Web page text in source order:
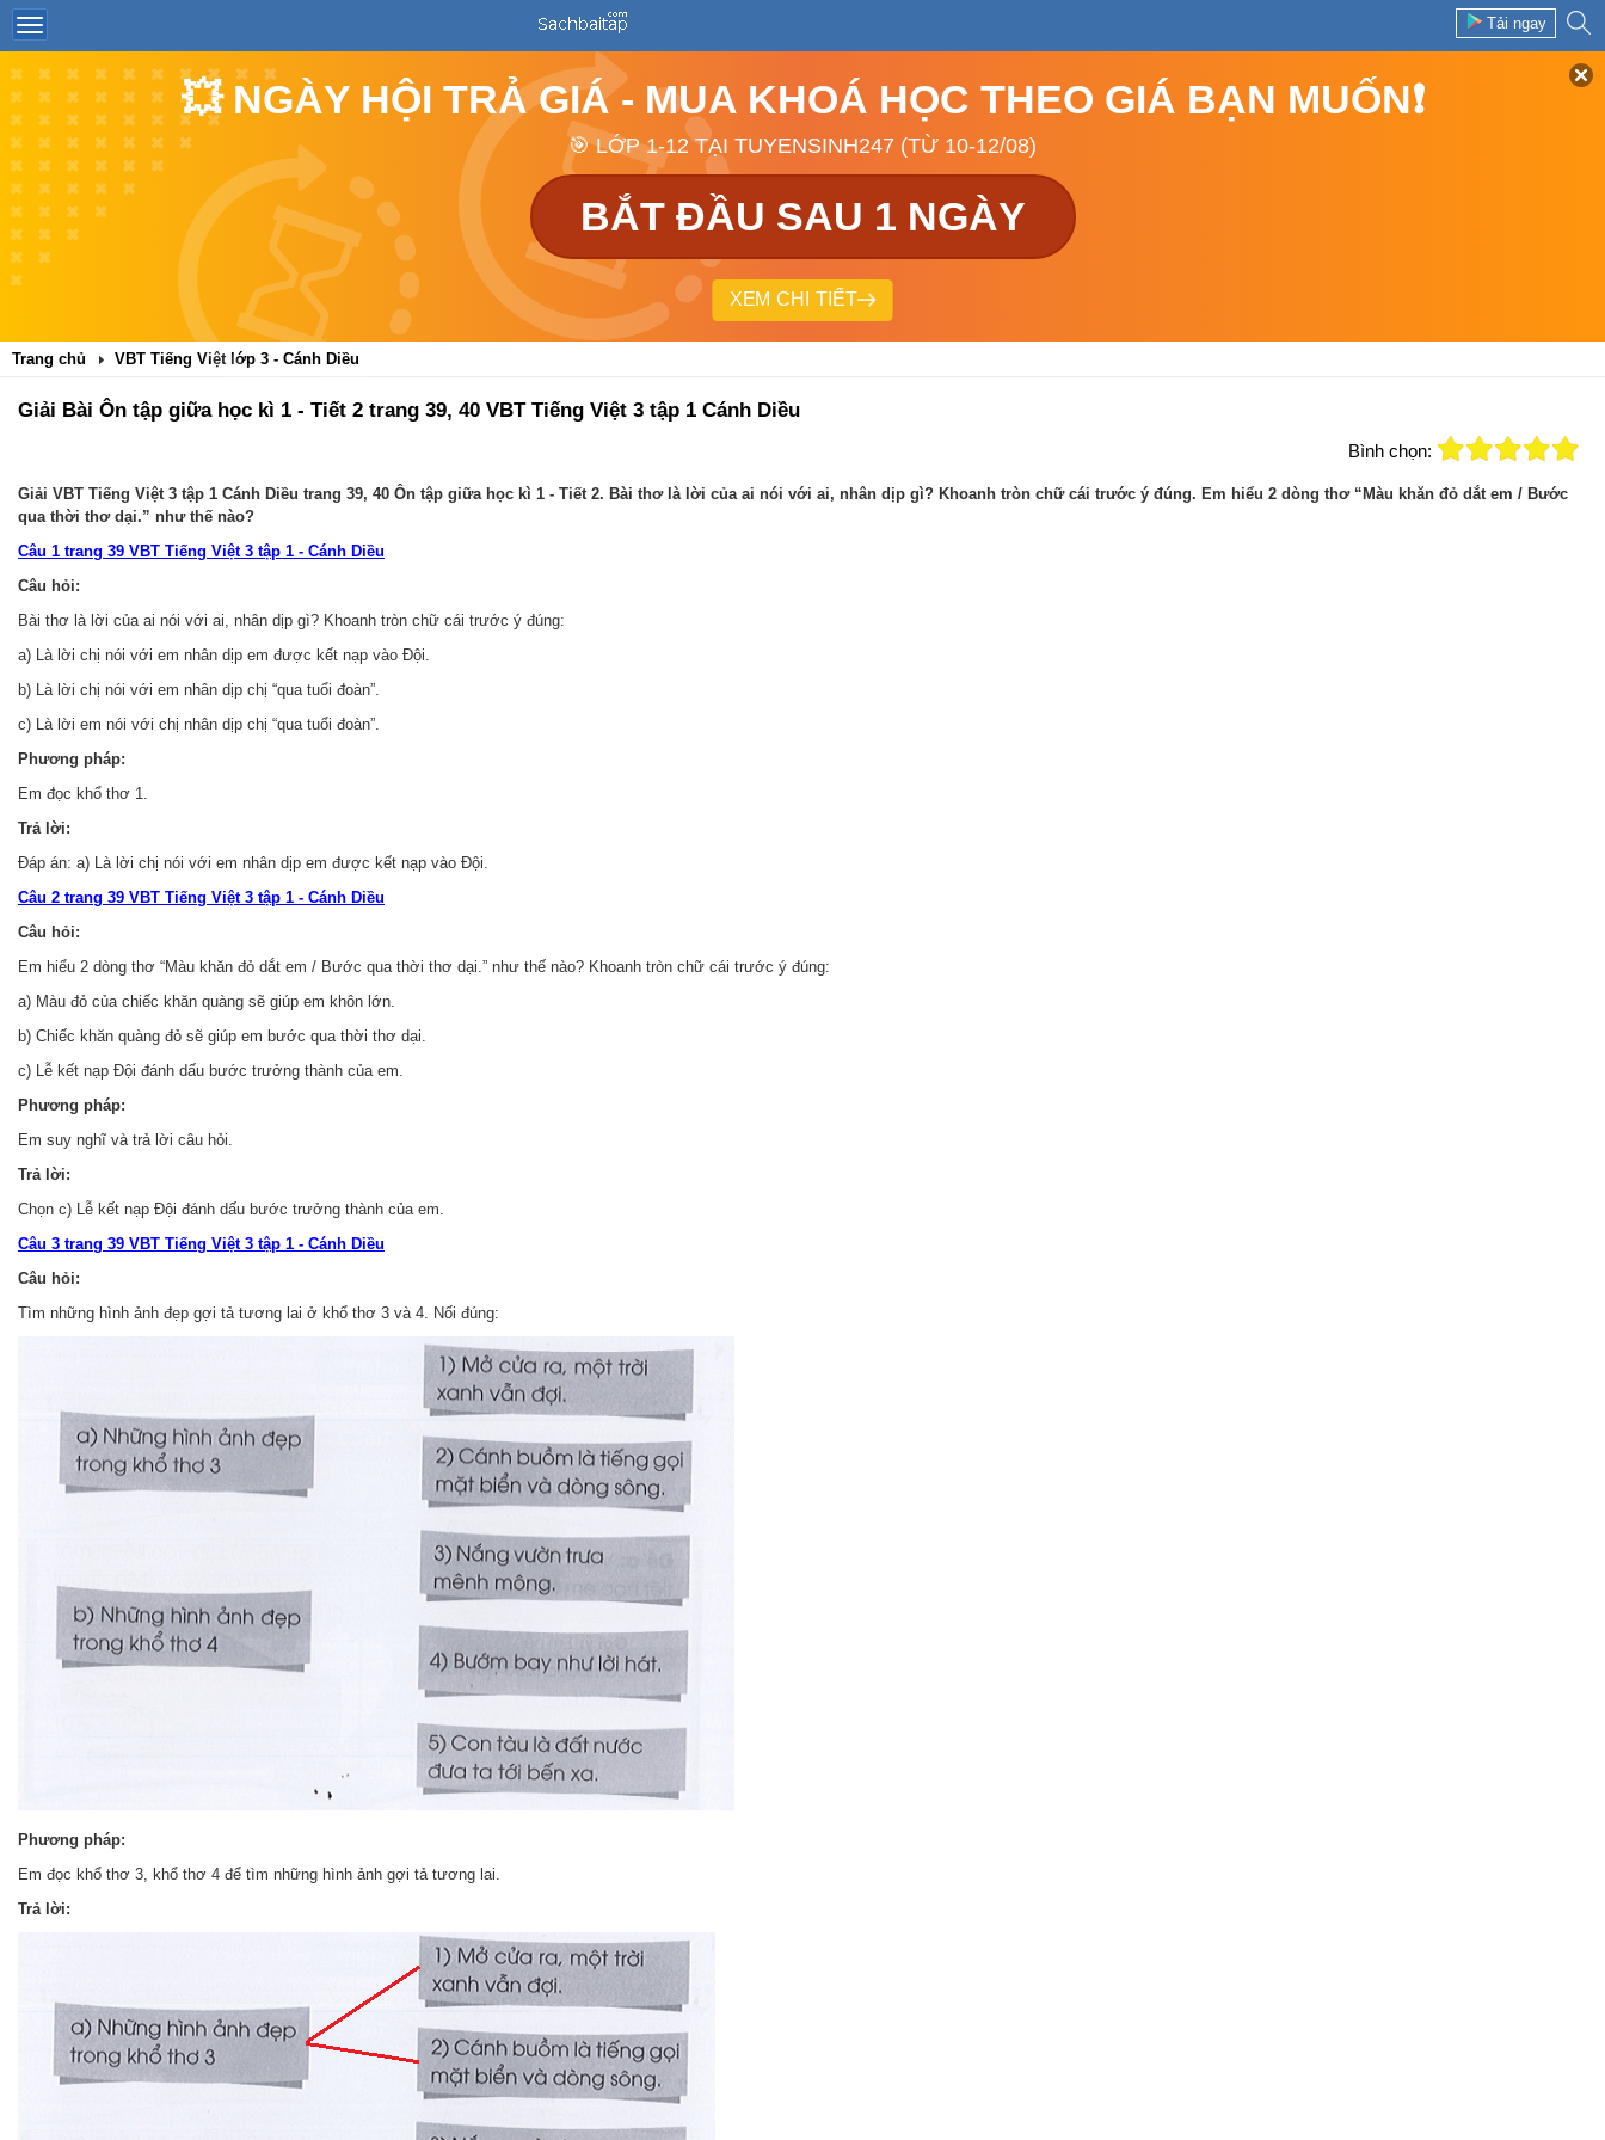
Tải ngay
💥 NGÀY HỘI TRẢ GIÁ - MUA KHOÁ HỌC THEO GIÁ BẠN MUỐN❗
🎯 LỚP 1-12 TẠI TUYENSINH247 (TỪ 10-12/08)
BẮT ĐẦU SAU 1 NGÀY
XEM CHI TIẾT
Trang chủ VBT Tiếng Việt lớp 3 - Cánh Diều
Giải Bài Ôn tập giữa học kì 1 - Tiết 2 trang 39, 40 VBT Tiếng Việt 3 tập 1 Cánh Diều
Bình chọn:
Giải VBT Tiếng Việt 3 tập 1 Cánh Diều trang 39, 40 Ôn tập giữa học kì 1 - Tiết 2. Bài thơ là lời của ai nói với ai, nhân dịp gì? Khoanh tròn chữ cái trước ý đúng. Em hiểu 2 dòng thơ “Màu khăn đỏ dắt em / Bước
qua thời thơ dại.” như thế nào?
Câu 1 trang 39 VBT Tiếng Việt 3 tập 1 - Cánh Diều
Câu hỏi:
Bài thơ là lời của ai nói với ai, nhân dịp gì? Khoanh tròn chữ cái trước ý đúng:
a) Là lời chị nói với em nhân dịp em được kết nạp vào Đội.
b) Là lời chị nói với em nhân dịp chị “qua tuổi đoàn”.
c) Là lời em nói với chị nhân dịp chị “qua tuổi đoàn”.
Phương pháp:
Em đọc khổ thơ 1.
Trả lời:
Đáp án: a) Là lời chị nói với em nhân dịp em được kết nạp vào Đội.
Câu 2 trang 39 VBT Tiếng Việt 3 tập 1 - Cánh Diều
Câu hỏi:
Em hiểu 2 dòng thơ “Màu khăn đỏ dắt em / Bước qua thời thơ dại.” như thế nào? Khoanh tròn chữ cái trước ý đúng:
a) Màu đỏ của chiếc khăn quàng sẽ giúp em khôn lớn.
b) Chiếc khăn quàng đỏ sẽ giúp em bước qua thời thơ dại.
c) Lễ kết nạp Đội đánh dấu bước trưởng thành của em.
Phương pháp:
Em suy nghĩ và trả lời câu hỏi.
Trả lời:
Chọn c) Lễ kết nạp Đội đánh dấu bước trưởng thành của em.
Câu 3 trang 39 VBT Tiếng Việt 3 tập 1 - Cánh Diều
Câu hỏi:
Tìm những hình ảnh đẹp gợi tả tương lai ở khổ thơ 3 và 4. Nối đúng:
Phương pháp:
Em đọc khổ thơ 3, khổ thơ 4 để tìm những hình ảnh gợi tả tương lai.
Trả lời: